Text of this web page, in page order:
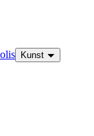
Kunst